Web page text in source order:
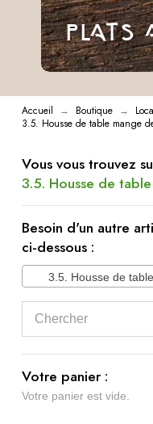
PLATS
Accueil → Boutique →
3.5. Housse de table mange
Vous vous trouvez
3.5. Housse de
Besoin d'un autre
ci-dessous :
3.5. Housse de
Votre panier :
Votre panier est vide.